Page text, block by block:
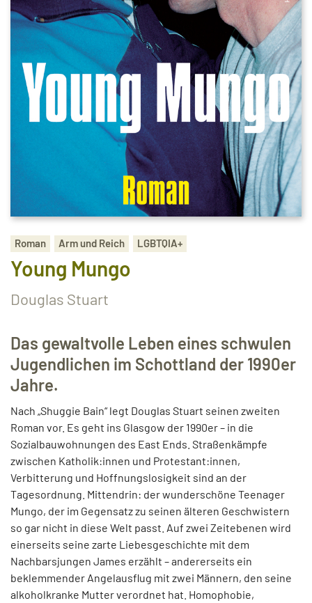
Roman Arm und Reich LGBTQIA+
Young Mungo
Douglas Stuart
Das gewaltvolle Leben eines schwulen
Jugendlichen im Schottland der 1990er
Jahre.
Nach „Shuggie Bain“ legt Douglas Stuart seinen zweiten
Roman vor. Es geht ins Glasgow der 1990er – in die
Sozialbauwohnungen des East Ends. Straßenkämpfe
zwischen Katholik:innen und Protestant:innen,
Verbitterung und Hoffnungslosigkeit sind an der
Tagesordnung. Mittendrin: der wunderschöne Teenager
Mungo, der im Gegensatz zu seinen älteren Geschwistern
so gar nicht in diese Welt passt. Auf zwei Zeitebenen wird
einerseits seine zarte Liebesgeschichte mit dem
Nachbarsjungen James erzählt – andererseits ein
beklemmender Angelausflug mit zwei Männern, den seine
alkoholkranke Mutter verordnet hat. Homophobie,